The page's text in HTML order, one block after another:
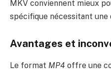
MKV conviennent mieux
spécifique nécessitant une
Avantages et
Le format MP4 offre une